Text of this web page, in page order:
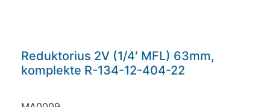
Reduktorius 2V (1/4′ MFL) 63mm,
komplekte R-134-12-404-22